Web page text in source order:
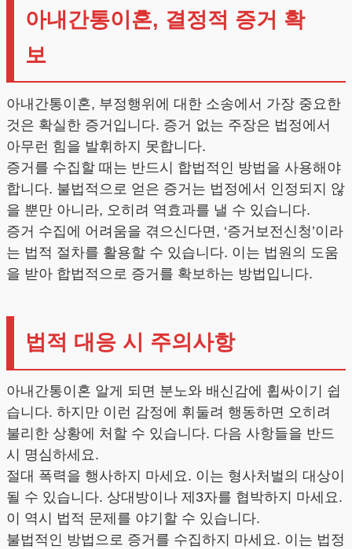
아내간통이혼, 결정적 증거 확
보
아내간통이혼, 부정행위에 대한 소송에서 가장 중요한
것은 확실한 증거입니다. 증거 없는 주장은 법정에서
아무런 힘을 발휘하지 못합니다.
증거를 수집할 때는 반드시 합법적인 방법을 사용해야
합니다. 불법적으로 얻은 증거는 법정에서 인정되지 않
을 뿐만 아니라, 오히려 역효과를 낼 수 있습니다.
증거 수집에 어려움을 겪으신다면, ‘증거보전신청’이라
는 법적 절차를 활용할 수 있습니다. 이는 법원의 도움
을 받아 합법적으로 증거를 확보하는 방법입니다.
법적 대응 시 주의사항
아내간통이혼 알게 되면 분노와 배신감에 휩싸이기 쉽
습니다. 하지만 이런 감정에 휘둘려 행동하면 오히려
불리한 상황에 처할 수 있습니다. 다음 사항들을 반드
시 명심하세요.
절대 폭력을 행사하지 마세요. 이는 형사처벌의 대상이
될 수 있습니다. 상대방이나 제3자를 협박하지 마세요.
이 역시 법적 문제를 야기할 수 있습니다.
불법적인 방법으로 증거를 수집하지 마세요. 이는 법정